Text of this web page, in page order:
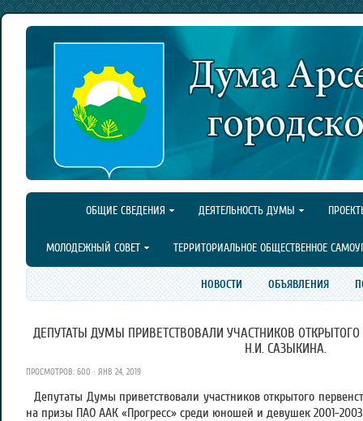
ОБЩИЕ СВЕДЕНИЯ ДЕЯТЕЛЬНОСТЬ ДУМЫ
МОЛОДЕЖНЫЙ СОВЕТ ТЕРРИТОРИАЛЬНОЕ ОБЩЕСТВЕННОЕ
НОВОСТИ ОБЪЯВЛЕНИЯ
ДЕПУТАТЫ ДУМЫ ПРИВЕТСТВОВАЛИ УЧАСТНИКОВ
Н.И. САЗЫКИНА.
ПРОСМОТРОВ: 600 · ЯНВ 24, 2019
Депутаты Думы приветствовали участников открытого
на призы ПАО ААК «Прогресс» среди юношей и девушек 2001-2003